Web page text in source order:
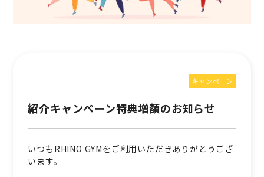
キャンペーン
紹介キャンペーン特典増額のお知らせ
いつもRHINO GYMをご利用いただきありがとうござ
います。